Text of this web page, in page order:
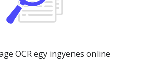
OCR egy ingyenes online